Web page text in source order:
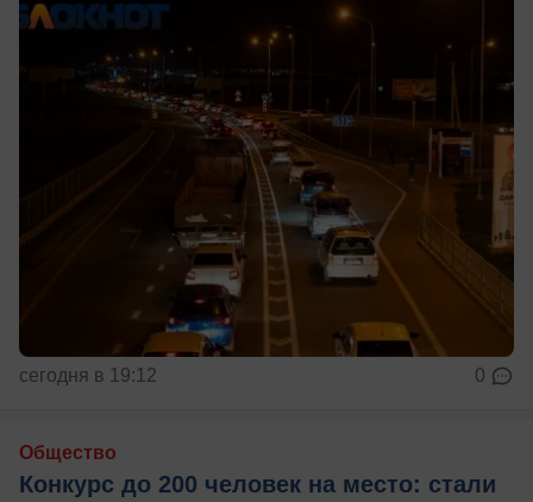
сегодня в 19:12 0
Общество
Конкурс до 200 человек на место: стали